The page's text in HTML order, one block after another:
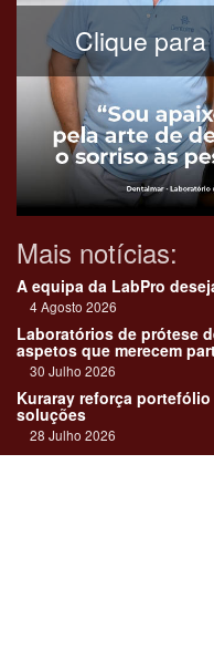
Clique para
Mais notícias:
A equipa da LabPro
4 Agosto 2026
Laboratórios de prótese
aspetos que merecem
30 Julho 2026
Kuraray reforça
soluções
28 Julho 2026
"Devemos encarar cada